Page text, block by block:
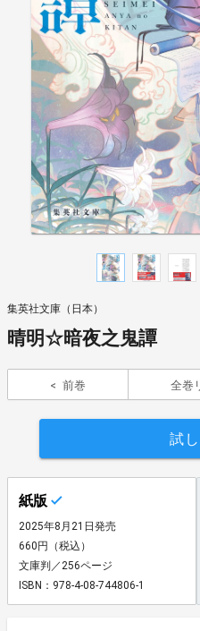
集英社文庫（日本）
晴明☆暗夜之鬼譚
前巻 全巻
試
紙版
2025年8月21日発売
660円（税込）
文庫判／256ページ
ISBN：978-4-08-744806-1